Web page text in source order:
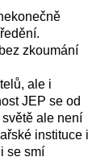
zkoumání
ale i
JEP se od
ale není
instituce i
se smí